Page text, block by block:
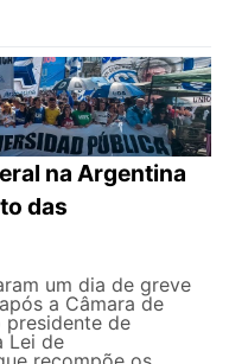
na Argentina
das
um dia de greve
a Câmara de
de
Lei de